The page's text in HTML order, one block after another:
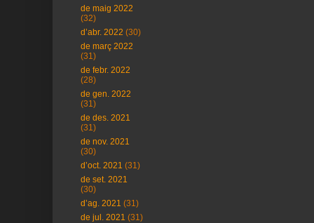
de maig 2022
(32)
d’abr. 2022 (30)
de març 2022
(31)
de febr. 2022
(28)
de gen. 2022
(31)
de des. 2021
(31)
de nov. 2021
(30)
d’oct. 2021 (31)
de set. 2021
(30)
d’ag. 2021 (31)
de jul. 2021 (31)